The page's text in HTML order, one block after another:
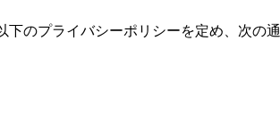
のプライバシーポリシーを定め、次の通